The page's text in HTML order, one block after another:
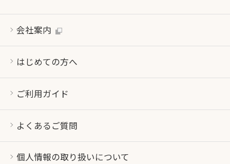
会社案内
はじめての方へ
ご利用ガイド
よくあるご質問
個人情報の取り扱いについて